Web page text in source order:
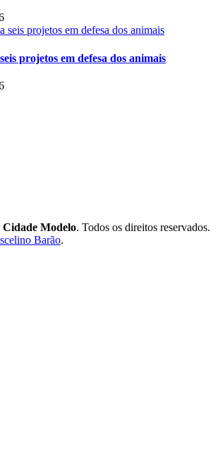
projetos em defesa dos animais
Modelo. Todos os direitos reservados.
Barão.